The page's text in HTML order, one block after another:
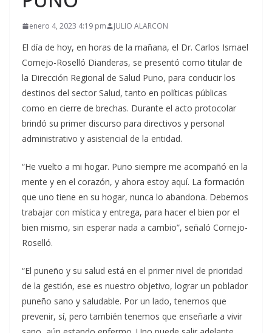
enero 4, 2023 4:19 pm JULIO ALARCON
El día de hoy, en horas de la mañana, el Dr. Carlos Ismael
Cornejo-Roselló Dianderas, se presentó como titular de
la Dirección Regional de Salud Puno, para conducir los
destinos del sector Salud, tanto en políticas públicas
como en cierre de brechas. Durante el acto protocolar
brindó su primer discurso para directivos y personal
administrativo y asistencial de la entidad.
“He vuelto a mi hogar. Puno siempre me acompañó en la
mente y en el corazón, y ahora estoy aquí. La formación
que uno tiene en su hogar, nunca lo abandona. Debemos
trabajar con mística y entrega, para hacer el bien por el
bien mismo, sin esperar nada a cambio”, señaló Cornejo-
Roselló.
“El puneño y su salud está en el primer nivel de prioridad
de la gestión, ese es nuestro objetivo, lograr un poblador
puneño sano y saludable. Por un lado, tenemos que
prevenir, sí, pero también tenemos que enseñarle a vivir